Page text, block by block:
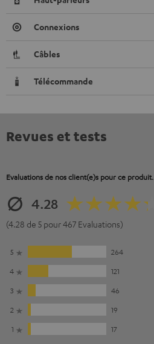
Connexions
Câbles
Télécommande
Revues et tests
Evaluations de nos client(e)s pour ce produit.
4.28
(4.28 de 5 pour 467 Evaluations)
5
264
4
121
3
46
2
19
1
17